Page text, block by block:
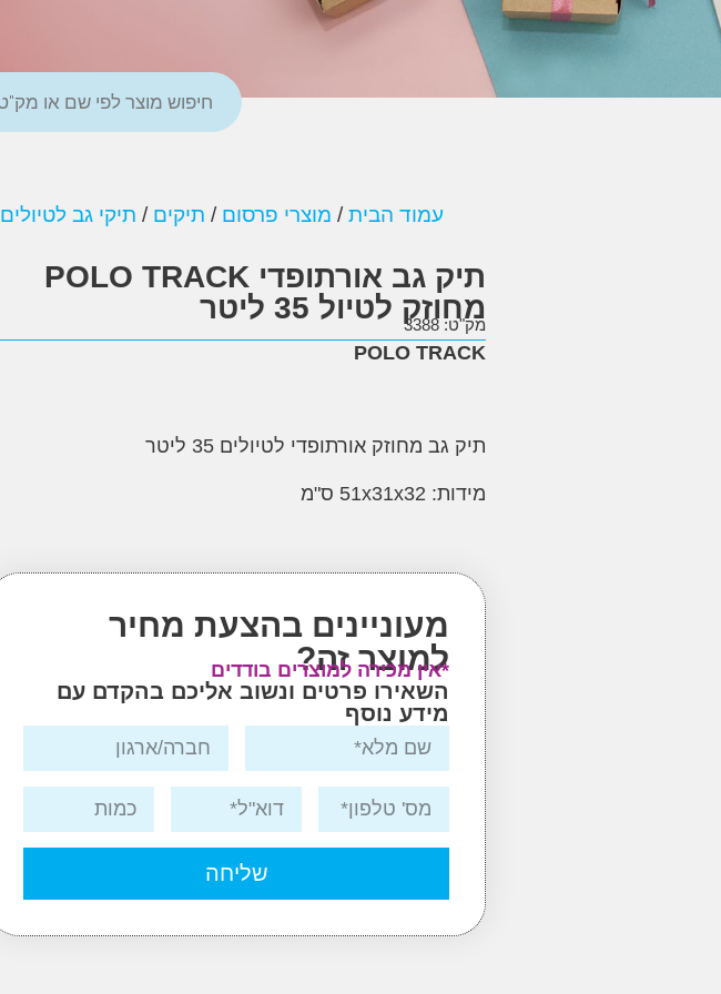
עמוד הבית/ מוצרי פרסום / תיקים / תיקי גב לטיולים
תיק גב אורתופדי POLO TRACK
מחוזק לטיול 35 ליטר
מק"ט: 3388
POLO TRACK
תיק גב מחוזק אורתופדי לטיולים 35 ליטר
מידות: 51x31x32 ס"מ
מעוניינים בהצעת מחיר
למוצר זה?
*אין מכירה למוצרים בודדים
השאירו פרטים ונשוב אליכם בהקדם עם
מידע נוסף
שליחה